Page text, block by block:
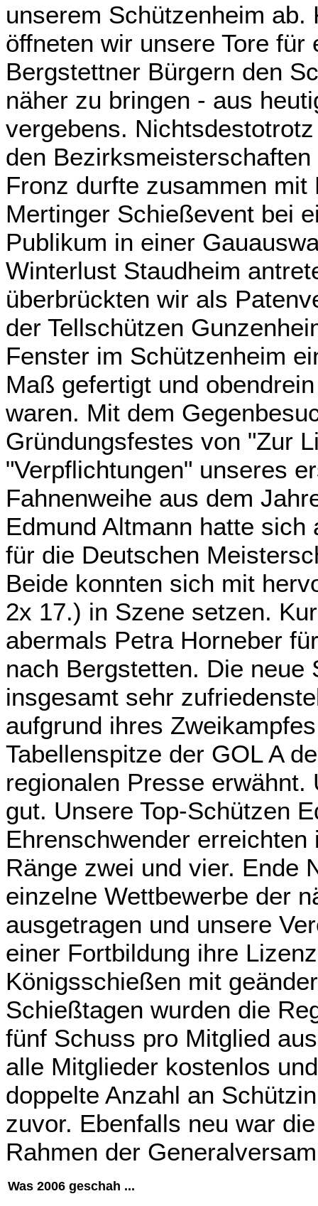
unserem Schützenheim
öffneten wir unsere Tore für
Bergstettner Bürgern den
näher zu bringen - aus
vergebens.
den
Fronz durfte zusammen
Mertinger Schießevent bei
Publikum in einer
Winterlust Staudheim
überbrückten wir als
der Tellschützen
Fenster im Schützenheim
Maß gefertigt und
waren. Mit dem
Gründungsfestes von "Zur
"Verpflichtungen" unseres
Fahnenweihe aus dem
Edmund Altmann hatte
für die Deutschen
Beide konnten sich mit
2x 17.) in Szene setzen.
abermals Petra Horneber
nach Bergstetten. Die
insgesamt sehr
aufgrund ihres
Tabellenspitze der GOL A
regionalen Presse
gut. Unsere Top-Schützen
Ehrenschwender
Ränge zwei und vier. Ende
einzelne Wettbewerbe der
ausgetragen und unsere
einer Fortbildung ihre
Königsschießen mit
Schießtagen wurden die
fünf Schuss pro Mitglied
alle Mitglieder kostenlos
doppelte Anzahl an
zuvor. Ebenfalls neu war
Rahmen der
Was 2006 geschah ...